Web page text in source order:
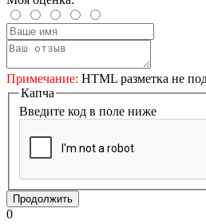
Примечание: HTML разметка не
Капча
Введите код в поле ниже
Продолжить
0